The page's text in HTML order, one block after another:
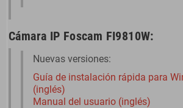
Cámara IP Foscam FI9810W:
Nuevas versiones:
Guía de instalación rápida para
(inglés)
Manual del usuario (inglés)